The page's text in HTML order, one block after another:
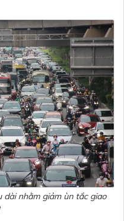
dài nhằm giảm ùn tắc giao